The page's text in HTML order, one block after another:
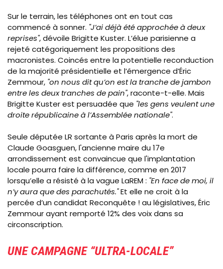
Sur le terrain, les téléphones ont en tout cas
commencé à sonner. "J’ai déjà été approchée à deux
reprises", dévoile Brigitte Kuster. L’élue parisienne a
rejeté catégoriquement les propositions des
macronistes. Coincés entre la potentielle reconduction
de la majorité présidentielle et l’émergence d’Éric
Zemmour, "on nous dit qu’on est la tranche de jambon
entre les deux tranches de pain", raconte-t-elle. Mais
Brigitte Kuster est persuadée que "les gens veulent une
droite républicaine à l’Assemblée nationale".
Seule députée LR sortante à Paris après la mort de
Claude Goasguen, l'ancienne maire du 17e
arrondissement est convaincue que l'implantation
locale pourra faire la différence, comme en 2017
lorsqu’elle a résisté à la vague LaREM : "En face de moi, il
n’y aura que des parachutés."Et elle ne croit à la
percée d’un candidat Reconquête ! au législatives, Éric
Zemmour ayant remporté 12% des voix dans sa
circonscription.
UNE CAMPAGNE “ULTRA-LOCALE”